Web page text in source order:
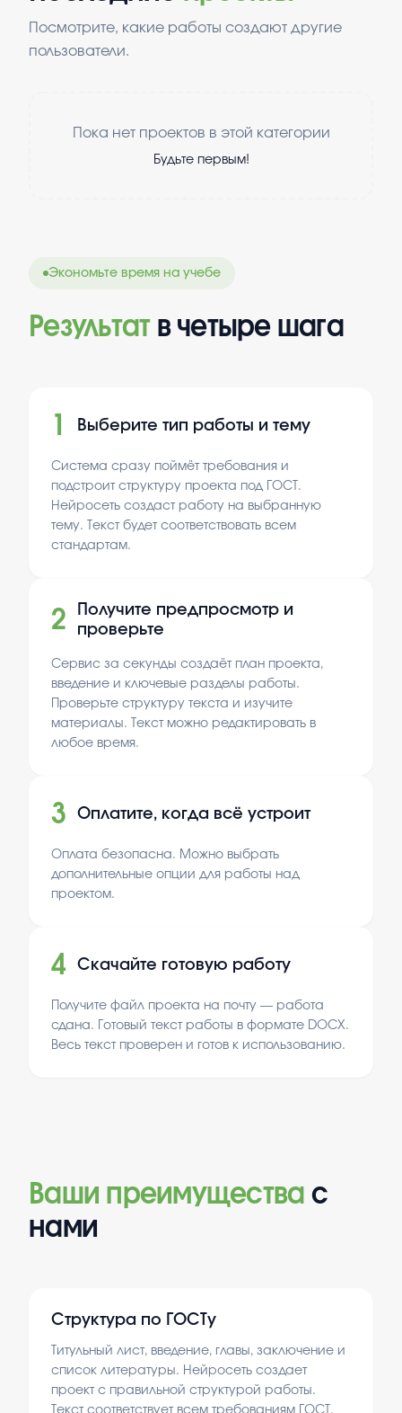
Посмотрите, какие работы создают другие
пользователи.
Пока нет проектов в этой категории
Будьте первым!
Экономьте время на учебе
Результат в четыре шага
1 Выберите тип работы и тему
Система сразу поймёт требования и
подстроит структуру проекта под ГОСТ.
Нейросеть создаст работу на выбранную
тему. Текст будет соответствовать всем
стандартам.
2
Получите предпросмотр и
проверьте
Сервис за секунды создаёт план проекта,
введение и ключевые разделы работы.
Проверьте структуру текста и изучите
материалы. Текст можно редактировать в
любое время.
3 Оплатите, когда всё устроит
Оплата безопасна. Можно выбрать
дополнительные опции для работы над
проектом.
4 Скачайте готовую работу
Получите файл проекта на почту — работа
сдана. Готовый текст работы в формате DOCX.
Весь текст проверен и готов к использованию.
Ваши преимущества с
нами
Структура по ГОСТу
Титульный лист, введение, главы, заключение и
список литературы. Нейросеть создает
проект с правильной структурой работы.
Текст соответствует всем требованиям ГОСТ.